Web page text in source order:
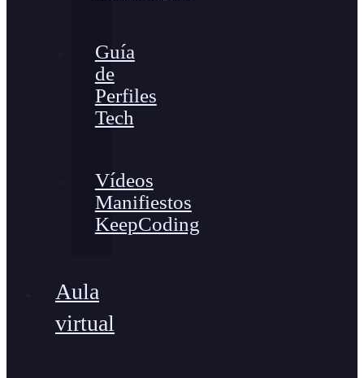
Guía
de
Perfiles
Tech
Vídeos
Manifiestos
KeepCoding
Aula
virtual